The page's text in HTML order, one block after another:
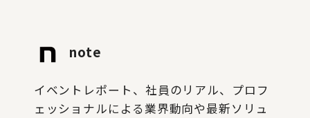
note
イベントレポート、社員のリアル、プロフ
ェッショナルによる業界動向や最新ソリュ